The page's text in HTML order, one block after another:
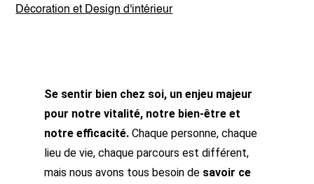
Décoration et Design d'intérieur
Se sentir bien chez soi, un enjeu majeur
pour notre vitalité, notre bien-être et
notre efficacité. Chaque personne, chaque
lieu de vie, chaque parcours est différent,
mais nous avons tous besoin de savoir ce